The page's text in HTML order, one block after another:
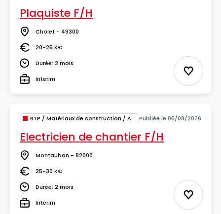
Plaquiste F/H
Lieu Cholet - 49300
Salaire20-25 K€
DuréeDurée: 2 mois
TypeInterim Ajouter
BTP / Matériaux de construction / Architecture Publiée le 06/08/2026
Electricien de chantier F/H
Lieu Montauban - 82000
Salaire25-30 K€
DuréeDurée: 2 mois
TypeInterim Ajouter